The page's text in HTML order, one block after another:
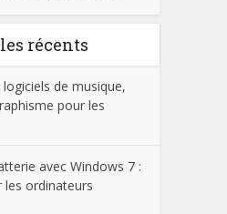
récents
de musique,
pour les
avec Windows 7 :
ordinateurs